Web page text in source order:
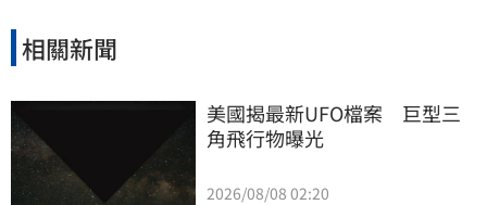
相關新聞
美國揭最新UFO檔案　巨型三
角飛行物曝光
2026/08/08 02:20